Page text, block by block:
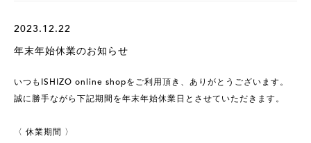
2023.12.22
年末年始休業のお知らせ
いつもISHIZO online shopをご利用頂き、ありがとうございます。
誠に勝手ながら下記期間を年末年始休業日とさせていただきます。
〈 休業期間 〉